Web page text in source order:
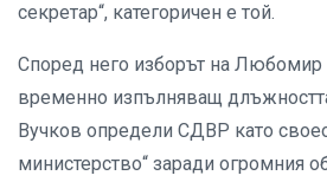
секретар“, категоричен е той.
Според него изборът на Любомир
временно изпълняващ
Вучков определи СДВР като
министерство“ заради огромния